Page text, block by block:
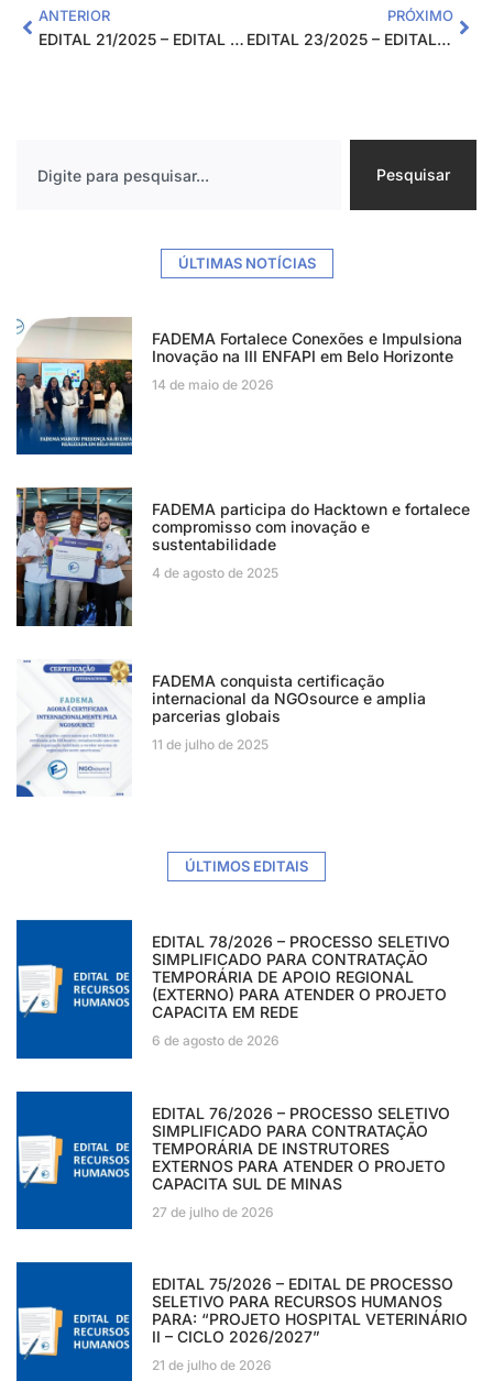
ANTERIOR
EDITAL 21/2025 – EDITAL DE PROCESSO SELETIVO SIMPLIFICADO PARA CONTRATAÇÃO TEMPORÁRIA DE APOIO REGIONAL (EXTERNO) PARA ATENDER O PROJETO CAPACITA EM REDE
PRÓXIMO
EDITAL 23/2025 – EDITAL DE PROCESSO SELETIVO SIMPLIFICADO PARA CONTRATAÇÃO TEMPORÁRIA DE INSTRUTORES EXTERNOS PARA ATENDER O PROJETO CAPACITA EM REDE (Regional Centro Oeste)
Pesquisar
ÚLTIMAS NOTÍCIAS
FADEMA Fortalece Conexões e Impulsiona
Inovação na III ENFAPI em Belo Horizonte
14 de maio de 2026
FADEMA participa do Hacktown e fortalece
compromisso com inovação e
sustentabilidade
4 de agosto de 2025
FADEMA conquista certificação
internacional da NGOsource e amplia
parcerias globais
11 de julho de 2025
ÚLTIMOS EDITAIS
EDITAL 78/2026 – PROCESSO SELETIVO
SIMPLIFICADO PARA CONTRATAÇÃO
TEMPORÁRIA DE APOIO REGIONAL
(EXTERNO) PARA ATENDER O PROJETO
CAPACITA EM REDE
6 de agosto de 2026
EDITAL 76/2026 – PROCESSO SELETIVO
SIMPLIFICADO PARA CONTRATAÇÃO
TEMPORÁRIA DE INSTRUTORES
EXTERNOS PARA ATENDER O PROJETO
CAPACITA SUL DE MINAS
27 de julho de 2026
EDITAL 75/2026 – EDITAL DE PROCESSO
SELETIVO PARA RECURSOS HUMANOS
PARA: “PROJETO HOSPITAL VETERINÁRIO
II – CICLO 2026/2027”
21 de julho de 2026